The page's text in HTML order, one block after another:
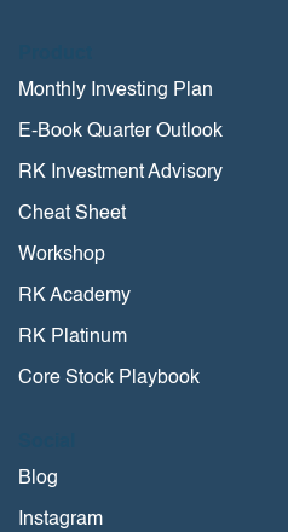
Monthly Investing Plan
E-Book Quarter Outlook
RK Investment Advisory
Cheat Sheet
Workshop
RK Academy
RK Platinum
Core Stock Playbook
Blog
Instagram